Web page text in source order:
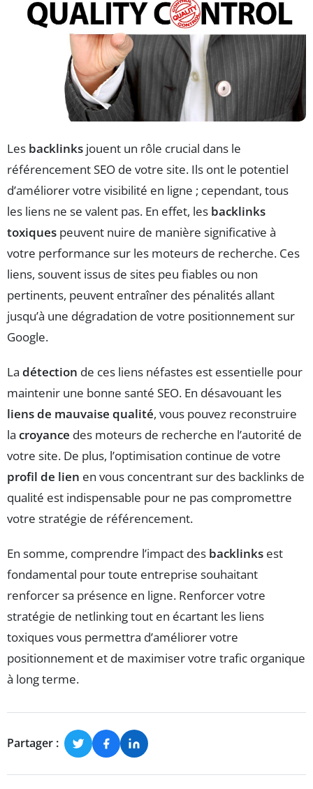
Les backlinks jouent un rôle crucial dans le
référencement SEO de votre site. Ils ont le potentiel
d’améliorer votre visibilité en ligne ; cependant, tous
les liens ne se valent pas. En effet, les backlinks
toxiques peuvent nuire de manière significative à
votre performance sur les moteurs de recherche. Ces
liens, souvent issus de sites peu fiables ou non
pertinents, peuvent entraîner des pénalités allant
jusqu’à une dégradation de votre positionnement sur
Google.
La détection de ces liens néfastes est essentielle pour
maintenir une bonne santé SEO. En désavouant les
liens de mauvaise qualité, vous pouvez reconstruire
la croyance des moteurs de recherche en l’autorité de
votre site. De plus, l’optimisation continue de votre
profil de lien en vous concentrant sur des backlinks de
qualité est indispensable pour ne pas compromettre
votre stratégie de référencement.
En somme, comprendre l’impact des backlinks est
fondamental pour toute entreprise souhaitant
renforcer sa présence en ligne. Renforcer votre
stratégie de netlinking tout en écartant les liens
toxiques vous permettra d’améliorer votre
positionnement et de maximiser votre trafic organique
à long terme.
Partager :